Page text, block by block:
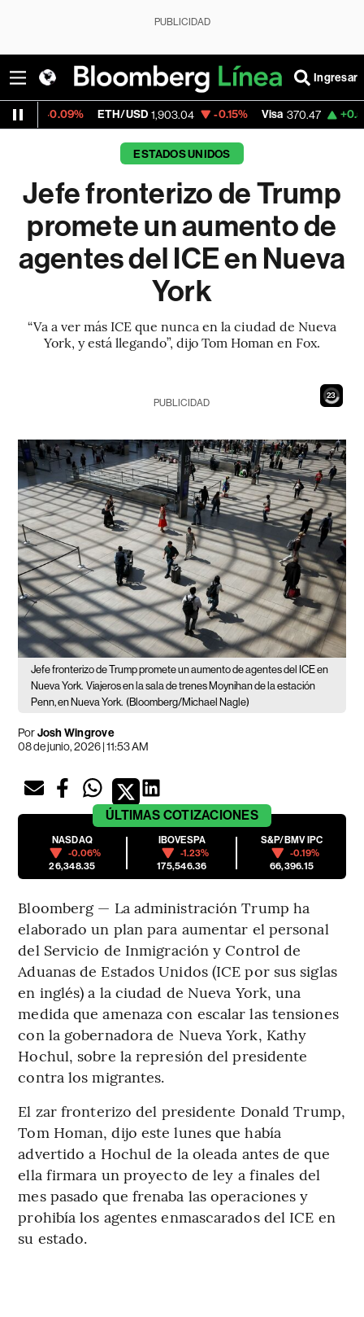
PUBLICIDAD
Ingresar
ETH/USD 1,903.04 -0.15% Visa 370.47 +0.52%
ESTADOS UNIDOS
Jefe fronterizo de Trump
promete un aumento de
agentes del ICE en Nueva
York
“Va a ver más ICE que nunca en la ciudad de Nueva
York, y está llegando”, dijo Tom Homan en Fox.
22
PUBLICIDAD
Jefe fronterizo de Trump promete un aumento de agentes del ICE en
Nueva York. Viajeros en la sala de trenes Moynihan de la estación
Penn, en Nueva York. (Bloomberg/Michael Nagle)
PorJosh Wingrove
08 de junio, 2026 | 11:53 AM
ÚLTIMAS COTIZACIONES
NASDAQ
-0.06%
26,348.35
IBOVESPA
-1.23%
175,546.36
S&P/BMV IPC
-0.19%
66,396.15
Bloomberg — La administración Trump ha
elaborado un plan para aumentar el personal
del Servicio de Inmigración y Control de
Aduanas de Estados Unidos (ICE por sus siglas
en inglés) a la ciudad de Nueva York, una
medida que amenaza con escalar las tensiones
con la gobernadora de Nueva York, Kathy
Hochul, sobre la represión del presidente
contra los migrantes.
El zar fronterizo del presidente Donald Trump,
Tom Homan, dijo este lunes que había
advertido a Hochul de la oleada antes de que
ella firmara un proyecto de ley a finales del
mes pasado que frenaba las operaciones y
prohibía los agentes enmascarados del ICE en
su estado.